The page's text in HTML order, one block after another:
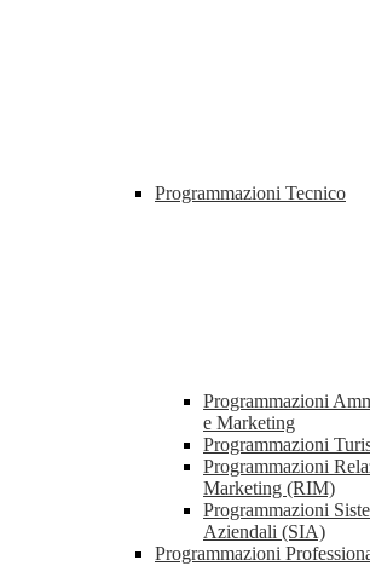
Programmazioni Tecnico
Programmazioni
e Marketing
Programmazioni
Programmazioni
Marketing (RIM)
Programmazioni
Aziendali (SIA)
Programmazioni